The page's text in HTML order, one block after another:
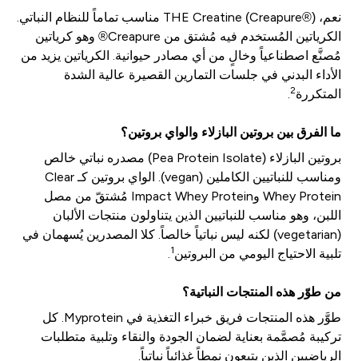
نعم، THE Creatine (Creapure®) مناسب تماماً للنظام النباتي.
الكرياتين المُستخدم فيه مُشتق من Creapure® وهو كرياتين
مُصنَّع اصطناعياً وخالٍ من أي مصادر حيوانية. الكرياتين يزيد من
الأداء البدني في جلسات التمارين القصيرة عالية الشدة
المتكررة2
.
ما الفرق بين بروتين البازلاء والواي بروتين؟
بروتين البازلاء (Pea Protein Isolate) مصدره نباتي خالص
ومناسب للنباتيين الكاملين (vegan). الواي بروتين كـ Clear
Whey Protein وImpact Whey Protein مُشتقّ من مصل
اللبن، وهو مناسب للنباتيين الذين يتناولون منتجات الألبان
(vegetarian) لكنه ليس نباتياً خالصاً. كلا المصدرين يُسهمان في
تلبية الاحتياج اليومي من البروتين1
.
من طوّر هذه المنتجات النباتية؟
طوَّر هذه المنتجات فريق خبراء التغذية في Myprotein. كل
تركيبة مُصمَّمة بعناية لضمان الجودة والنقاء وتلبية متطلبات
الرياضيين الذين يتبعون نمطاً غذائياً نباتياً.